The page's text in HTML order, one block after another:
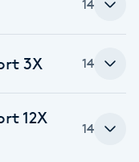
14
3X 14
12X
14